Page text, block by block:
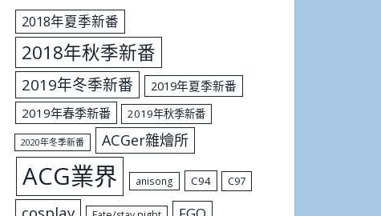
2018年夏季新番
2018年秋季新番
2019年冬季新番
2019年夏季新番
2019年春季新番
2019年秋季新番
2020年冬季新番 ACGer雜燴所
ACG業界 anisong C94 C97